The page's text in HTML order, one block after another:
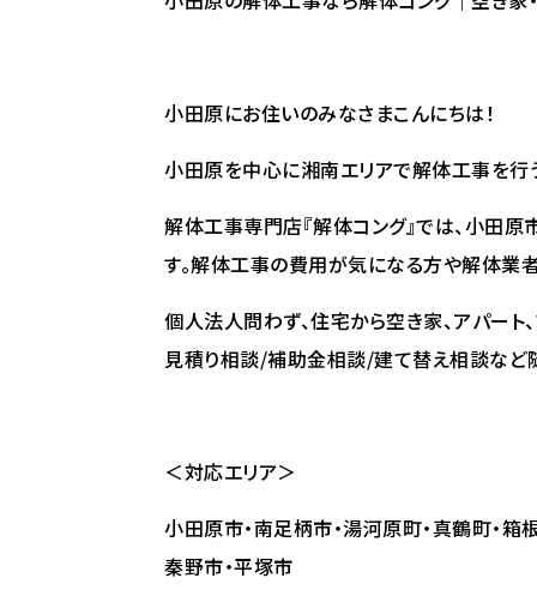
小田原にお住いのみなさまこんにちは！
小田原を中心に湘南エリアで解体工事を行
解体工事専門店『解体コング』では、小田
す。解体工事の費用が気になる方や解体業者
個人法人問わず、住宅から空き家、アパート
見積り相談/補助金相談/建て替え相談など
＜対応エリア＞
小田原市・南足柄市・湯河原町・真鶴町・箱
秦野市・平塚市